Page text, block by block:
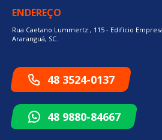
ENDEREÇO
Rua Caetano Lummertz , 115 - Edifício
Araranguá, SC.
48 3524-0137
48 9880-84667